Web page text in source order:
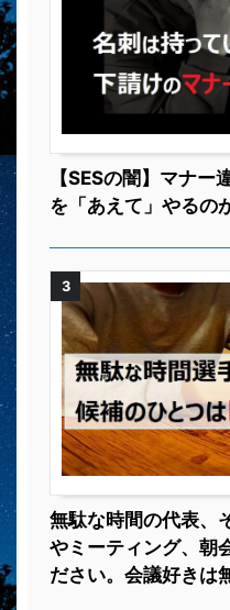
【SESの闇】マナー
を「あえて」やるの
3
無駄な時間の代表、
やミーティング、朝
ださい。会議好きは